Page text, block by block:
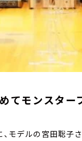
てモンスター
、モデルの宮田聡